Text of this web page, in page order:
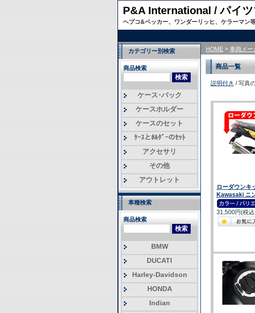
P&A International / パイ
ヘプコ&ベッカー、ワンダーリッヒ、ケラーマ
カテゴリー別検索
商品検索
ケース･バック
ケースホルダー
ケースのセット
ｹｰｽとﾎﾙﾀﾞｰのｾｯﾄ
アクセサリ
その他
アウトレット
車種検索
商品検索
BMW
DUCATI
Harley-Davidson
HONDA
Indian
HOME > 車両メー
商品一覧
説明付き / 写真
ローダウンキ
Kawasaki ニ
31,500円(税